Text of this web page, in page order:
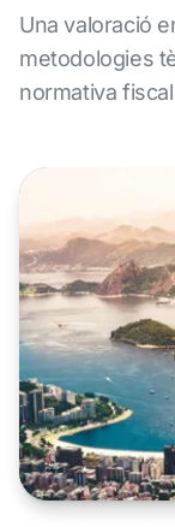
Una valoració
metodologies
normativa
defensables
financera i